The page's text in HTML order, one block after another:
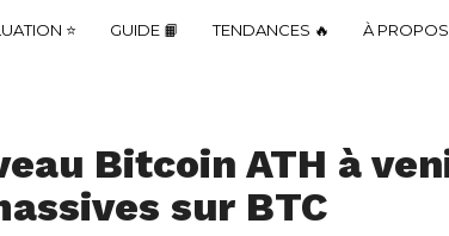
⭐ GUIDE 📙 TENDANCES 🔥 À PROPOS
Bitcoin ATH à
sur BTC